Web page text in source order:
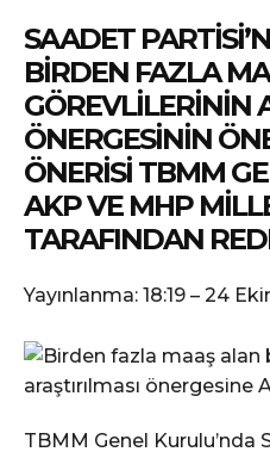
SAADET
BIRDEN FAZLA
GÖREVLILERININ
ÖNERGESININ
ÖNERISI TBMM
AKP VE MHP
TARAFINDAN
Yayınlanma: 18:19 – 24
TBMM Genel